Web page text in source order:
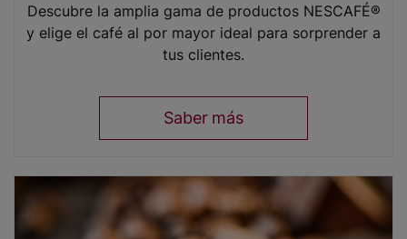
Descubre la amplia gama de productos NESCAFÉ®
y elige el café al por mayor ideal para sorprender a
tus clientes.
Saber más